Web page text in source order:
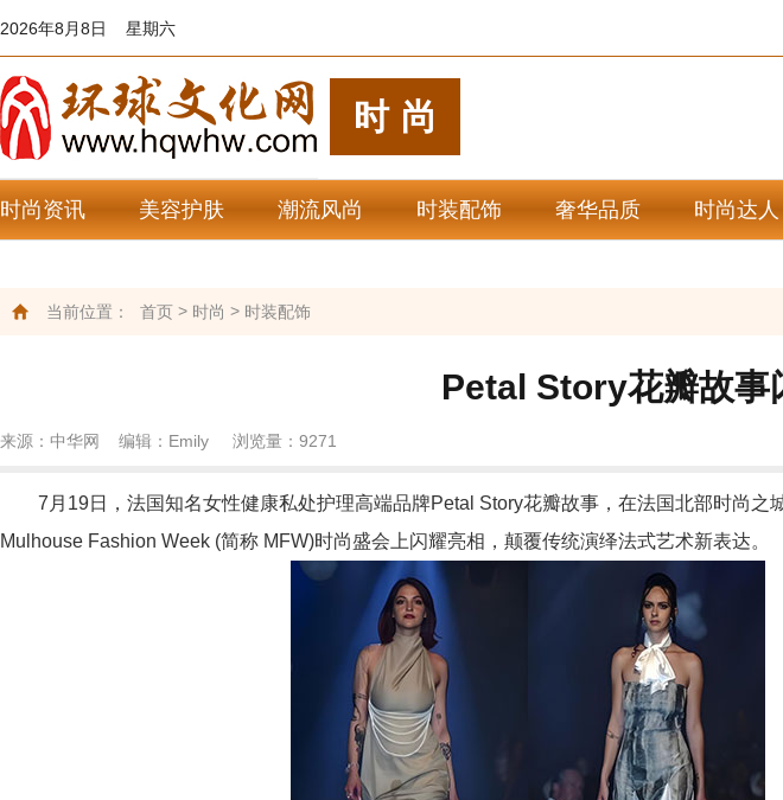
2026年8月8日 星期六
时尚
时尚资讯 美容护肤 潮流风尚 时装配饰 奢华品质 时尚达人
当前位置： 首页 > 时尚 > 时装配饰
Petal Story花瓣故事
来源：中华网 编辑：Emily 浏览量： 9271
7月19日，法国知名女性健康私处护理高端品牌Petal Story花瓣故事，在法国北部时尚之
Mulhouse Fashion Week (简称 MFW)时尚盛会上闪耀亮相，颠覆传统演绎法式艺术新表达。